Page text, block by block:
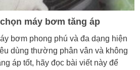
máy bơm tăng áp
bơm phong phú và đa dạng hiện
dùng thường phân vân và không
áp tốt, hãy đọc bài viết này để